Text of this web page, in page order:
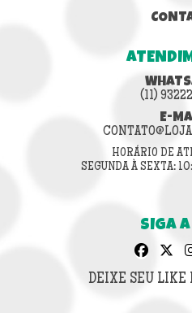
(11)
E-
HORÁRIO DE
SEGUNDA À SEXTA:
SIGA
DEIXE SEU LIKE